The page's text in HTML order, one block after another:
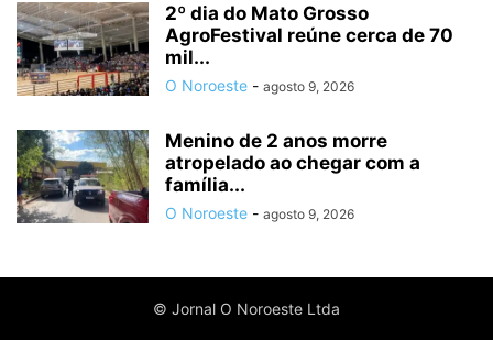
2º dia do Mato Grosso
AgroFestival reúne cerca de 70
mil...
O Noroeste - agosto 9, 2026
Menino de 2 anos morre
atropelado ao chegar com a
família...
O Noroeste - agosto 9, 2026
© Jornal O Noroeste Ltda